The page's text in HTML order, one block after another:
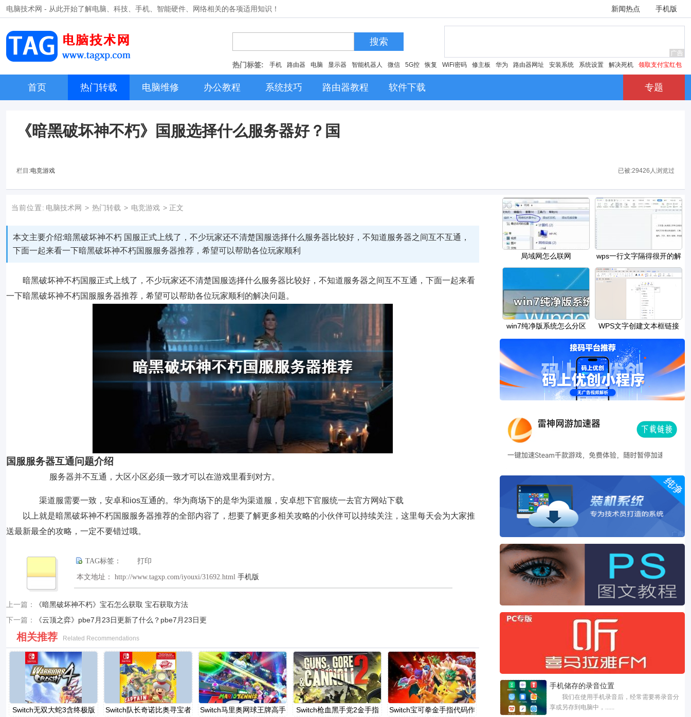
电脑技术网 - 从此开始了解电脑、科技、手机、智能硬件、网络相关的各项适用知识！ 新闻热点 手机版
搜索
热门标签: 手机 路由器 电脑 显示器 智能机器人 微信 5G控 恢复 WiFi密码 修主板 华为 路由器网址 安装系统 系统设置 解决死机 领取支付宝红包
首页 热门转载 电脑维修 办公教程 系统技巧 路由器教程 软件下载 专题
《暗黑破坏神不朽》国服选择什么服务器好？国
栏目:电竞游戏 已被:29426人浏览过
当前位置: 电脑技术网 > 热门转载 > 电竞游戏 > 正文
本文主要介绍:暗黑破坏神不朽 国服正式上线了，不少玩家还不清楚国服选择什么服务器比较好，不知道服务器之间互不互通，
下面一起来看一下暗黑破坏神不朽国服服务器推荐，希望可以帮助各位玩家顺利
暗黑破坏神不朽国服正式上线了，不少玩家还不清楚国服选择什么服务器比较好，不知道服务器之间互不互通，下面一起来看
一下暗黑破坏神不朽国服服务器推荐，希望可以帮助各位玩家顺利的解决问题。
国服服务器互通问题介绍
服务器并不互通，大区小区必须一致才可以在游戏里看到对方。
渠道服需要一致，安卓和ios互通的。华为商场下的是华为渠道服，安卓想下官服统一去官方网站下载
以上就是暗黑破坏神不朽国服服务器推荐的全部内容了，想要了解更多相关攻略的小伙伴可以持续关注，这里每天会为大家推
送最新最全的攻略，一定不要错过哦。
TAG标签： 打印
本文地址： http://www.tagxp.com/iyouxi/31692.html 手机版
上一篇：
《暗黑破坏神不朽》宝石怎么获取 宝石获取方法
下一篇：
《云顶之弈》pbe7月23日更新了什么？pbe7月23日更
相关推荐 Related Recommendations
Switch无双大蛇3含终极版
Switch队长奇诺比奥寻宝者 Switch马里奥网球王牌高手
Switch枪血黑手党2金手指
Switch宝可拳金手指代码作
局域网怎么联网
wps一行文字隔得很开的解
决教程
win7纯净版系统怎么分区
WPS文字创建文本框链接
的方法
手机储存的录音位置
我们在使用手机录音后，经常需要将录音分
享或另存到电脑中，......